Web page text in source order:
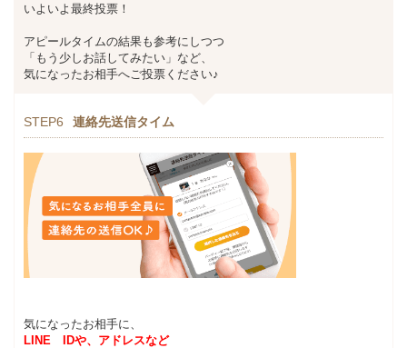
いよいよ最終投票！
アピールタイムの結果も参考にしつつ
「もう少しお話してみたい」など、
気になったお相手へご投票ください♪
STEP6 連絡先送信タイム
気になったお相手に、
LINE IDや、アドレスなど